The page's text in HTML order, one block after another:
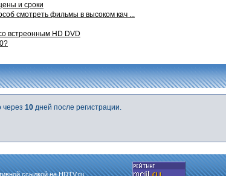
и сроки
смотреть фильмы в высоком кач ...
встреонным HD DVD
через 10 дней после регистрации.
ссылкой на HDTV.ru